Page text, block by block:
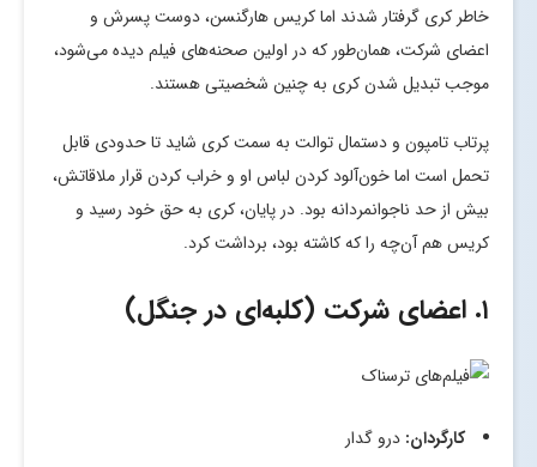
خاطر کری گرفتار شدند اما کریس هارگنسن، دوست پسرش و
اعضای شرکت، همان‌طور که در اولین صحنه‌های فیلم دیده می‌شود،
موجب تبدیل شدن کری به چنین شخصیتی هستند.
پرتاب تامپون و دستمال توالت به سمت کری شاید تا حدودی قابل
تحمل است اما خون‌آلود کردن لباس او و خراب کردن قرار ملاقاتش،
بیش از حد ناجوانمردانه بود. در پایان، کری به حق خود رسید و
کریس هم آن‌چه را که کاشته بود، برداشت کرد.
۱. اعضای شرکت (کلبه‌ای در جنگل)
کارگردان: درو گدار